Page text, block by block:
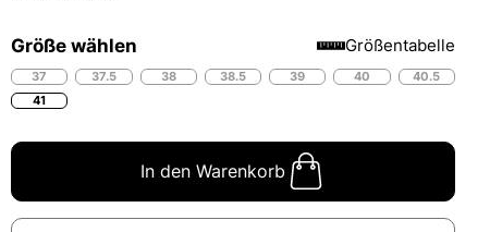
Größe wählen Größentabelle
37 37.5 38 38.5 39 40
40.5
41
In den Warenkorb